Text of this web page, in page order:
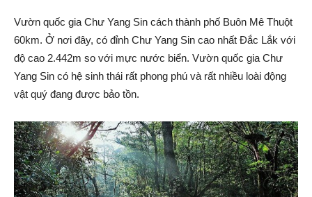
Vườn quốc gia Chư Yang Sin cách thành phố Buôn Mê Thuột
60km. Ở nơi đây, có đỉnh Chư Yang Sin cao nhất Đắc Lắk với
độ cao 2.442m so với mực nước biển. Vườn quốc gia Chư
Yang Sin có hệ sinh thái rất phong phú và rất nhiều loài động
vật quý đang được bảo tồn.